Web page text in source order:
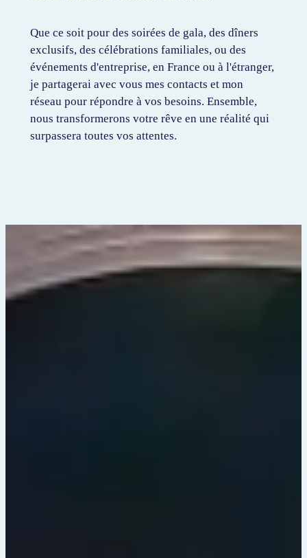
Que ce soit pour des soirées de gala, des dîners
exclusifs, des célébrations familiales, ou des
événements d'entreprise, en France ou à l'étranger,
je partagerai avec vous mes contacts et mon
réseau pour répondre à vos besoins. Ensemble,
nous transformerons votre rêve en une réalité qui
surpassera toutes vos attentes.